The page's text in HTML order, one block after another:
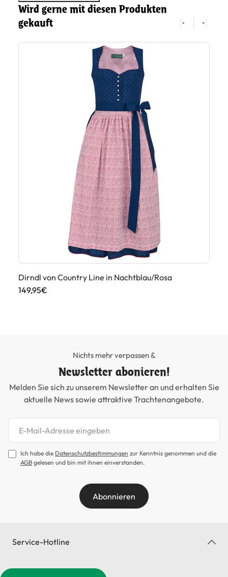
Wird gerne mit diesen Produkten
gekauft
Dirndl von Country Line in Nachtblau/Rosa
149,95€
Nichts mehr verpassen &
Newsletter abonieren!
Melden Sie sich zu unserem Newsletter an und erhalten Sie
aktuelle News sowie attraktive Trachtenangebote.
Newsletter abonnieren
Ich habe die Datenschutzbestimmungen zur Kenntnis genommen und die
AGB gelesen und bin mit ihnen einverstanden.
Abonnieren
Service-Hotline